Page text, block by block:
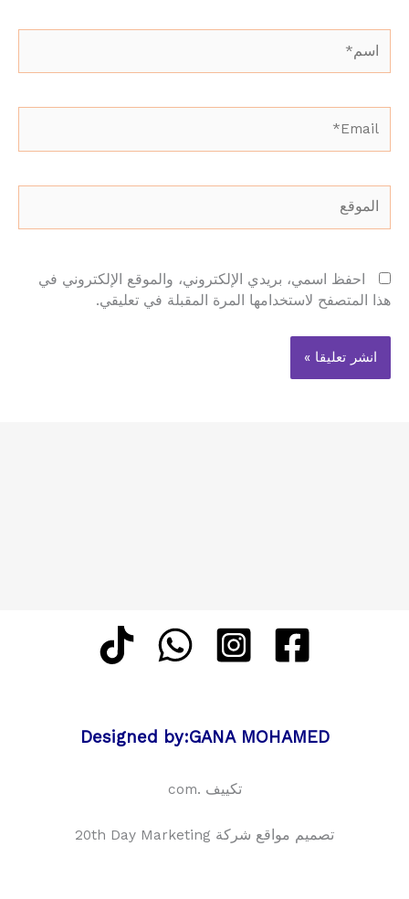
احفظ اسمي، بريدي الإلكتروني، والموقع الإلكتروني في
هذا المتصفح لاستخدامها المرة المقبلة في تعليقي.
Designed by:GANA MOHAMED
تكييف .com
تصميم مواقع شركة 20th Day Marketing